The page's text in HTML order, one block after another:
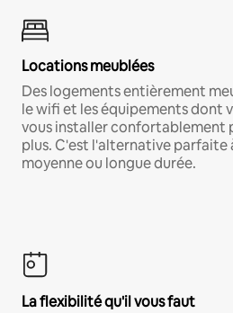
Locations meublées
Des logements entièrement
le wifi et les équipements dont
vous installer confortablement
plus. C'est l'alternative parfaite
moyenne ou longue durée.
La flexibilité qu'il vous faut